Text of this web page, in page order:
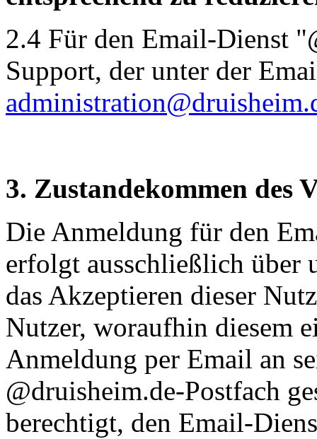
2.4 Für den Email-Dienst
Support, der unter der
3. Zustandekommen des
Die Anmeldung für den
erfolgt ausschließlich über
das Akzeptieren dieser
Nutzer, woraufhin diesem
Anmeldung per Email an
@druisheim.de-Postfach
berechtigt, den Email-